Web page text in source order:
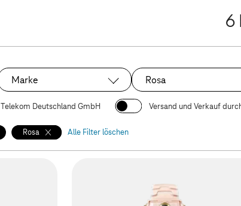
6
Marke Ausgewählt:
Rosa
Deutschland GmbH Versand und Verkauf
Rosa Alle Filter löschen